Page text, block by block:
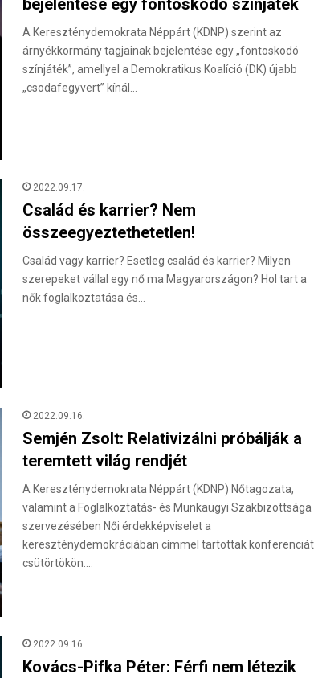
bejelentése egy fontoskodó színjáték
A Kereszténydemokrata Néppárt (KDNP) szerint az
árnyékkormány tagjainak bejelentése egy „fontoskodó
színjáték”, amellyel a Demokratikus Koalíció (DK) újabb
„csodafegyvert” kínál…
2022.09.17.
Család és karrier? Nem
összeegyeztethetetlen!
Család vagy karrier? Esetleg család és karrier? Milyen
szerepeket vállal egy nő ma Magyarországon? Hol tart a
nők foglalkoztatása és…
2022.09.16.
Semjén Zsolt: Relativizálni próbálják a
teremtett világ rendjét
A Kereszténydemokrata Néppárt (KDNP) Nőtagozata,
valamint a Foglalkoztatás- és Munkaügyi Szakbizottsága
szervezésében Női érdekképviselet a
kereszténydemokráciában címmel tartottak konferenciát
csütörtökön.…
2022.09.16.
Kovács-Pifka Péter: Férfi nem létezik